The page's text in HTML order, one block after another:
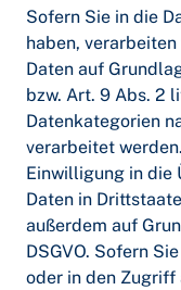
Sofern Sie in die
haben,
Daten auf
bzw. Art. 9 Abs. 2
Datenkategorien
verarbeitet
Einwilligung in die
Daten in
außerdem auf
DSGVO. Sofern
oder in den